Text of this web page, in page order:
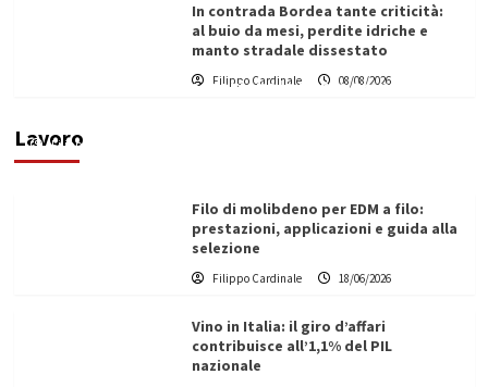
In contrada Bordea tante criticità:
al buio da mesi, perdite idriche e
manto stradale dissestato
Filippo Cardinale 08/08/2026
Lavoro
L’ingegnere saccense Buscarnera partner chiave
di un progetto transnazionale per la transizione
Filippo Cardinale
Filo di molibdeno per EDM a filo:
prestazioni, applicazioni e guida alla
selezione
Filippo Cardinale 18/06/2026
Vino in Italia: il giro d’affari
contribuisce all’1,1% del PIL
nazionale